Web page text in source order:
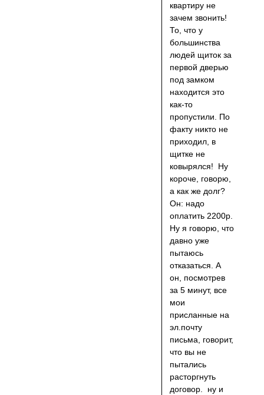
квартиру не
зачем звонить!
То, что у
большинства
людей щиток за
первой дверью
под замком
находится это
как-то
пропустили. По
факту никто не
приходил, в
щитке не
ковырялся! Ну
короче, говорю,
а как же долг?
Он: надо
оплатить 2200р.
Ну я говорю, что
давно уже
пытаюсь
отказаться. А
он, посмотрев
за 5 минут, все
мои
присланные на
эл.почту
письма, говорит,
что вы не
пытались
расторгнуть
договор. ну и